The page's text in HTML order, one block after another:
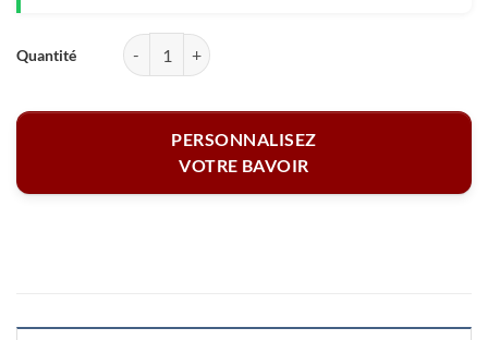
quantité de Bavoir personnalisé - Petites fleurs
PERSONNALISEZ
VOTRE BAVOIR